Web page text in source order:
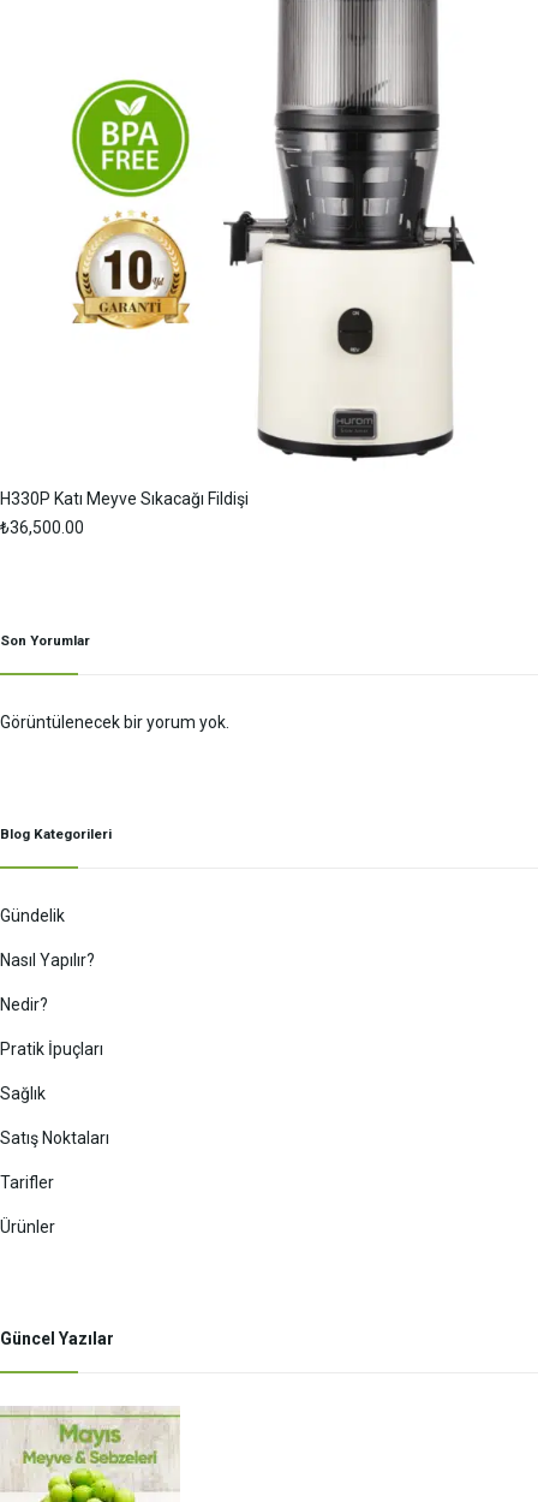
H330P Katı Meyve Sıkacağı Fildişi
₺36,500.00
Son Yorumlar
Görüntülenecek bir yorum yok.
Blog Kategorileri
Gündelik
Nasıl Yapılır?
Nedir?
Pratik İpuçları
Sağlık
Satış Noktaları
Tarifler
Ürünler
Güncel Yazılar